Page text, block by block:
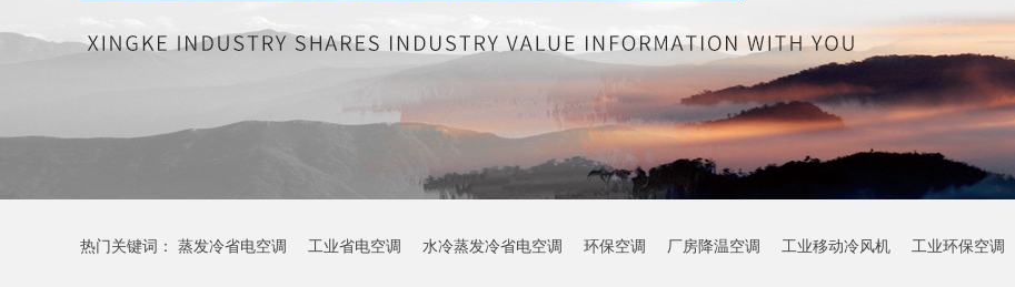
热门关键词： 蒸发冷省电空调 工业省电空调 水冷蒸发冷省电空调 环保空调 厂房降温空调 工业移动冷风机 工业环保空调